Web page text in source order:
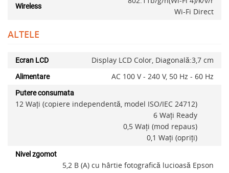
Wireless
Wi-Fi Direct
ALTELE
Ecran LCD Display LCD Color, Diagonală:3,7 cm
Alimentare AC 100 V - 240 V, 50 Hz - 60 Hz
Putere consumata
12 Waţi (copiere independentă, model ISO/IEC 24712)
6 Waţi Ready
0,5 Waţi (mod repaus)
0,1 Waţi (opriţi)
Nivel zgomot
5,2 B (A) cu hârtie fotografică lucioasă Epson